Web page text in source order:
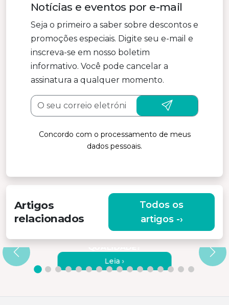
Notícias e eventos por e-mail
Seja o primeiro a saber sobre descontos e
promoções especiais. Digite seu e-mail e
inscreva-se em nosso boletim
informativo. Você pode cancelar a
assinatura a qualquer momento.
Concordo com o processamento de meus
dados pessoais.
Artigos
relacionados
Todos os
artigos -›
PORQUÊ ESCOLHER UM
MASSAJADOR VIBRATÓRIO DE
QUALIDADE?
Leia ›